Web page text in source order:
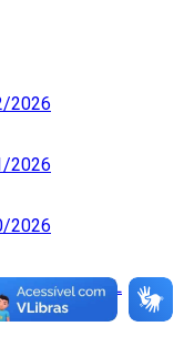
2026
2026
2026
– EDITAL